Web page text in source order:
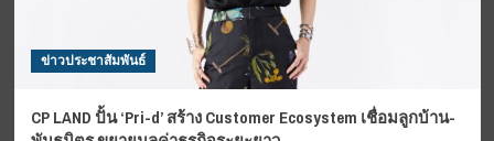
ข่าวประชาสัมพันธ์
CP LAND ปั้น ‘Pri-d’ สร้าง Customer Ecosystem เชื่อมลูกบ้าน-